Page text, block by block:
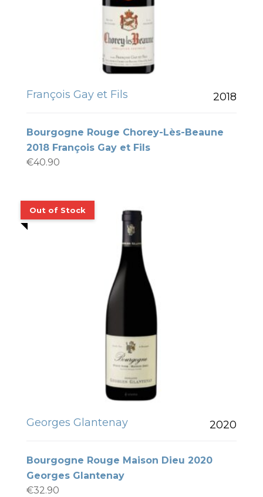
François Gay et Fils 2018
Bourgogne Rouge Chorey-Lès-Beaune
2018 François Gay et Fils
€40.90
Georges Glantenay 2020
Bourgogne Rouge Maison Dieu 2020
Georges Glantenay
€32.90